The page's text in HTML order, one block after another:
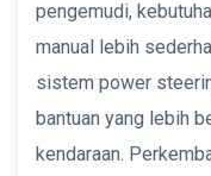
pengemudi,
manual lebih
sistem power
bantuan yang lebih
kendaraan.